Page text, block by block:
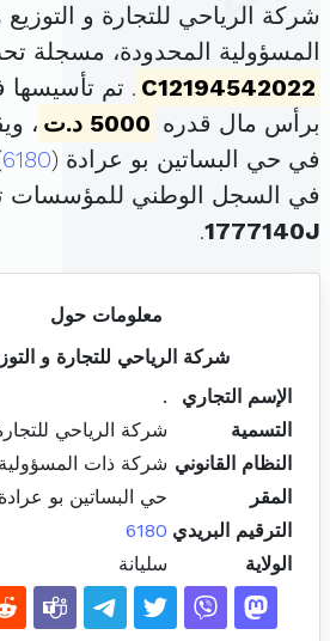
شركة الرياحي للتجارة و
المسؤولية المحدودة، مسجلة
C12194542022
برأس مال قدره 5000 د.ت
،
في حي البساتين بو عرادة (6180
في السجل الوطني للمؤسسات
1777140J
.
معلومات حول
شركة الرياحي للتجارة و
الإسم التجاري
.
التسمية
شركة الرياحي
النظام القانوني شركة ذات
المقر
حي البساتين بو عرادة
الترقيم البريدي 6180
الولاية
سليانة